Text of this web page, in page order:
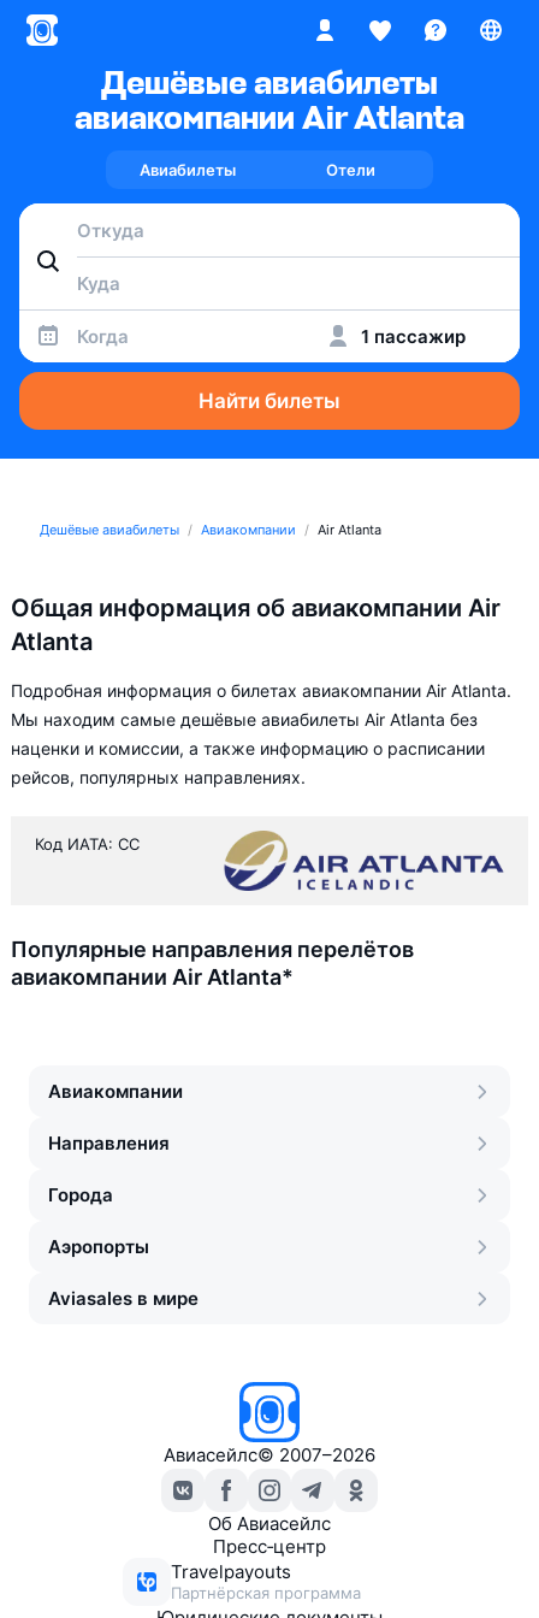
Дешёвые авиабилеты
авиакомпании Air Atlanta
Авиабилеты Отели
Когда 1 пассажир
Найти билеты
Дешёвые авиабилеты Авиакомпании Air Atlanta
Общая информация об авиакомпании Air
Atlanta
Подробная информация о билетах авиакомпании Air Atlanta.
Мы находим самые дешёвые авиабилеты Air Atlanta без
наценки и комиссии, а также информацию о расписании
рейсов, популярных направлениях.
Код ИАТА: CC
Популярные направления перелётов
авиакомпании Air Atlanta*
Авиакомпании
Направления
Города
Аэропорты
Aviasales в мире
Авиасейлс© 2007–2026
Об Авиасейлс
Пресс‑центр
Travelpayouts
Партнёрская программа